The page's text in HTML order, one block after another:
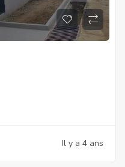
Il y a 4 ans